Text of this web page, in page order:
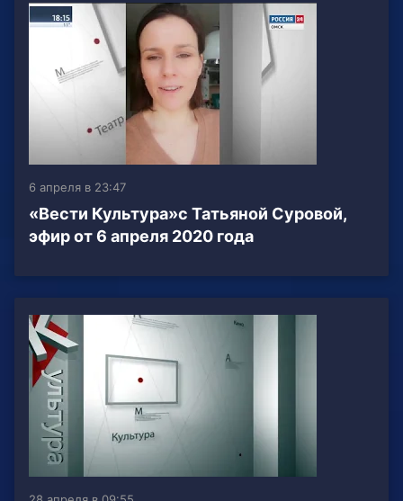
6 апреля в 23:47
«Вести Культура»с Татьяной Суровой,
эфир от 6 апреля 2020 года